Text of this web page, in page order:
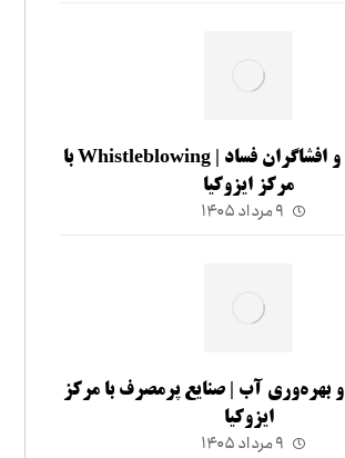
ایزو ۳۷۰۰۲ و افشاگران فساد | Whistleblowing با
مرکز ایزوکیا
۹ مرداد ۱۴۰۵
ایزو ۴۶۰۰۱ و بهره‌وری آب | صنایع پرمصرف با مرکز
ایزوکیا
۹ مرداد ۱۴۰۵